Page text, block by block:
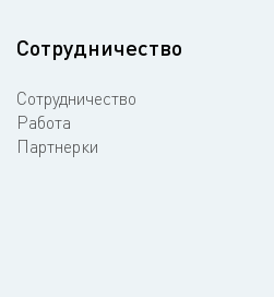
Сотрудничество
Сотрудничество
Работа
Партнерки